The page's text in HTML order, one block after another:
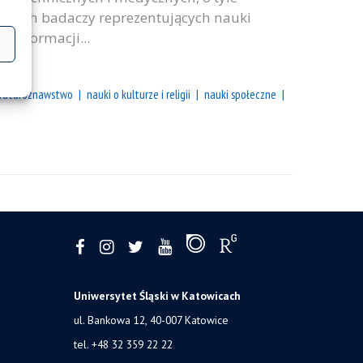
badaczy reprezentujących nauki
informacji...
nauki o kulturze i religii
nauki społeczne
Uniwersytet Śląski w Katowicach
ul. Bankowa 12, 40-007 Katowice
tel. +48 32 359 22 22